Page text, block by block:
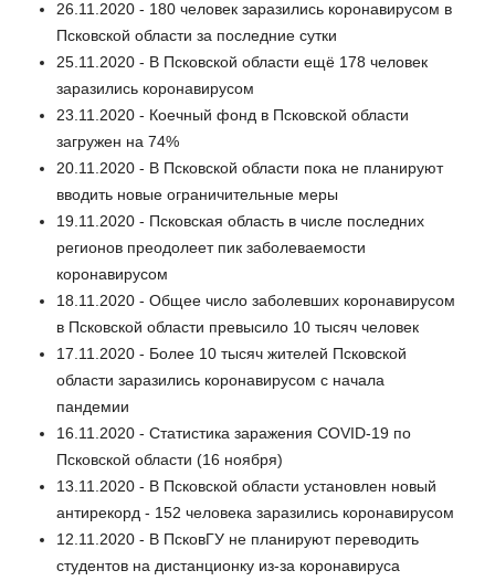
26.11.2020 - 180 человек заразились коронавирусом в
Псковской области за последние сутки
25.11.2020 - В Псковской области ещё 178 человек
заразились коронавирусом
23.11.2020 - Коечный фонд в Псковской области
загружен на 74%
20.11.2020 - В Псковской области пока не планируют
вводить новые ограничительные меры
19.11.2020 - Псковская область в числе последних
регионов преодолеет пик заболеваемости
коронавирусом
18.11.2020 - Общее число заболевших коронавирусом
в Псковской области превысило 10 тысяч человек
17.11.2020 - Более 10 тысяч жителей Псковской
области заразились коронавирусом с начала
пандемии
16.11.2020 - Статистика заражения COVID-19 по
Псковской области (16 ноября)
13.11.2020 - В Псковской области установлен новый
антирекорд - 152 человека заразились коронавирусом
12.11.2020 - В ПсковГУ не планируют переводить
студентов на дистанционку из-за коронавируса